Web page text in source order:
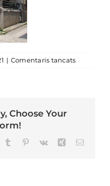
| Comentaris tancatsa cafe-
Choose Your
TumblrPinterest
Vk XingEmail